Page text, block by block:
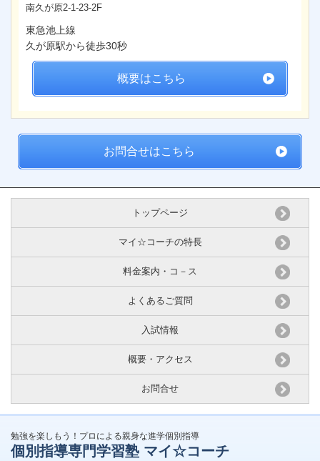
南久が原2-1-23-2F
東急池上線
久が原駅から徒歩30秒
概要はこちら
お問合せはこちら
トップページ
マイ☆コーチの特長
料金案内・コ－ス
よくあるご質問
入試情報
概要・アクセス
お問合せ
勉強を楽しもう！プロによる親身な進学個別指導
個別指導専門学習塾 マイ☆コーチ